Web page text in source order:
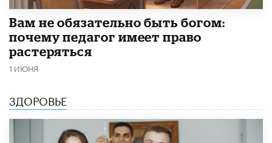
​Вам не обязательно быть богом:
почему педагог имеет право
растеряться
1 ИЮНЯ
ЗДОРОВЬЕ